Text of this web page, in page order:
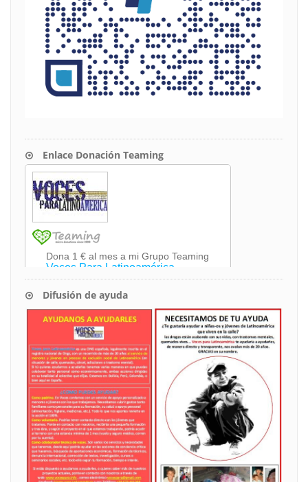
Enlace Donación Teaming
Difusión de ayuda